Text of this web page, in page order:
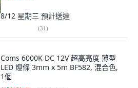
8/12 星期三 預計送達
(31)
Coms 6000K DC 12V 超高亮度 薄型
LED 燈條 3mm x 5m BF582, 混合色,
1個